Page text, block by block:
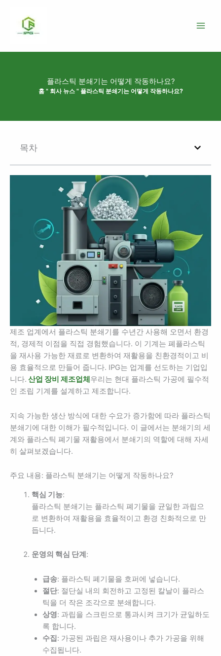
건
플라스틱 분쇄기는 어떻게 작동하나요?
홈" 회사 뉴스" 플라스틱 분쇄기는 어떻게 작동하나요?
목차
제조 업계에서 플라스틱 분쇄기를 수년간 사용해 오면서 환경
적, 경제적 이점을 직접 경험했습니다. 이 기계는 폐플라스틱
을 재사용 가능한 재료로 변환하여 재활용을 친환경적이고 비
용 효율적으로 만들어 줍니다. IPG는 업계를 선도하는 기업입
니다. 산업 장비 제조업체우리는 현대 플라스틱 가공에 필수적
인 조립 기계를 설계하고 제조합니다.
지속 가능한 생산 방식에 대한 수요가 증가함에 따라 플라스틱
분쇄기에 대한 이해가 필수적입니다. 이 글에서는 분쇄기의 세
계와 플라스틱 폐기물 재활용에서 분쇄기의 역할에 대해 자세
히 살펴보겠습니다.
주요 내용: 플라스틱 분쇄기는 어떻게 작동하나요?
핵심 기능:
플라스틱 분쇄기는 플라스틱 폐기물을 균일한 과립으
로 변환하여 재활용을 효율적이고 환경 친화적으로 만
듭니다.
운영의 핵심 단계 :
급송: 플라스틱 폐기물을 호퍼에 넣습니다.
절단: 절단실 내의 회전하고 고정된 칼날이 플라스
틱을 더 작은 조각으로 분쇄합니다.
상영: 과립을 스크린으로 통과시켜 크기가 균일하도
록 합니다.
수집 : 가공된 과립은 재사용이나 추가 가공을 위해
수집됩니다.